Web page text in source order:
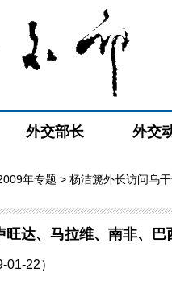
外交部长 外交
年专题 > 杨洁篪外长访问乌
达、马拉维、南非、巴
22）